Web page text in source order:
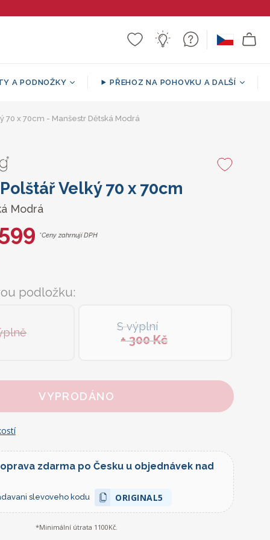
Sedací vak ve tvaru pohovky
Podpůrné Polštáře
A PODNOŽKY
puf Kulatá podnožka
PŘEHOZ NA POHOVKU A DALŠÍ
Vzorované / dekorativní
70 x 70cm - Manšestr Dětská Modrá
Velký 70 x 70cm
Modrá
*Ceny zahrnují DPH
podložku:
S výplní
+ 300 Kč
VYPRODÁNO
zdarma po Česku u objednávek nad
slevoveho kodu ORIGINAL5
*Minimální útrata 1100Kč.